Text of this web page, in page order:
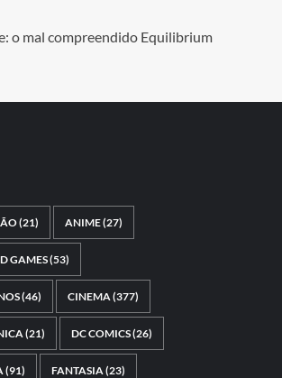
o mal compreendido Equilibrium
(21) ANIME(27)
GAMES(53)
(46) CINEMA (377)
(21) DC COMICS(26)
(91) FANTASIA (23)